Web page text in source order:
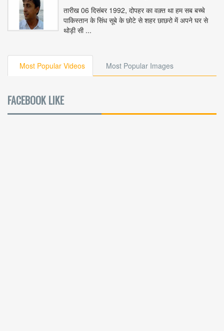
तारीख 06 दिसंबर 1992, दोपहर का वक़्त था हम सब बच्चे
पाकिस्तान के सिंध सूबे के छोटे से शहर छाछरो में अपने घर से
थोड़ी सी ...
Most Popular Videos Most Popular Images
FACEBOOK LIKE